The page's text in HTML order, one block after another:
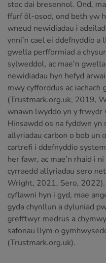
stoc dai bresennol. Ond,
ffurf ôl-osod, ond beth yw
wneud newidiadau i
ynni’n cael ei ddefnyddio a
gwella perfformiad a
sylweddol, ac mae’n
newidiadau hyn hefyd
mwy cyfforddus ac iachach
(Trustmark.org.uk, 2019,
wnawn lwyddo yn y frwydr
Hinsawdd os na fyddwn
allyriadau carbon o bob un
cartrefi i ddefnyddio
her fawr, ac mae’n rhaid i
cyrraedd allyriadau sero
Wright, 2021, Sero,
cyflawni hyn i gyd, mae
gyda chynllun a dyluniad
grefftwyr medrus a
safonau llym o
(Trustmark.org.uk).